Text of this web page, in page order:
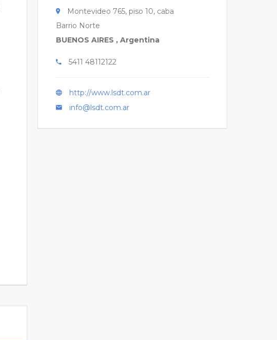
Montevideo 765, piso 10, caba
Barrio Norte
BUENOS AIRES , Argentina
5411 48112122
http://www.lsdt.com.ar
info@lsdt.com.ar